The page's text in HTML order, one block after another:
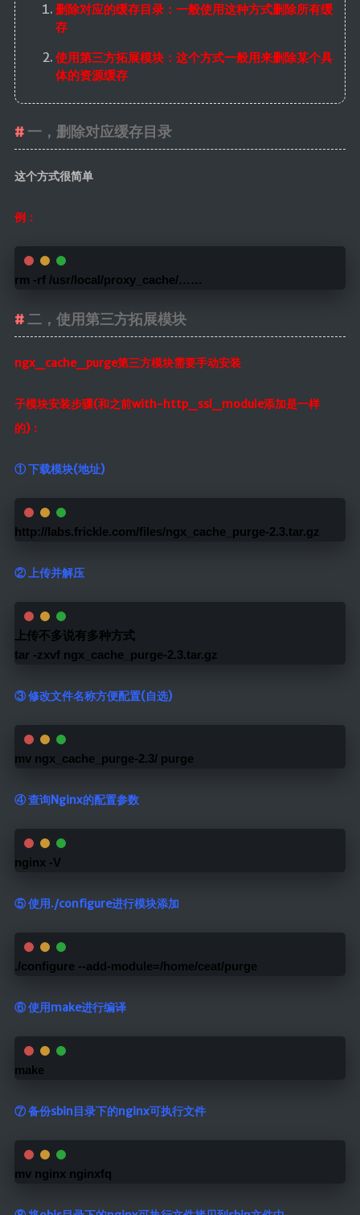
删除对应的缓存目录：一般使用这种方式删除所有缓
存
使用第三方拓展模块：这个方式一般用来删除某个具
体的资源缓存
一，删除对应缓存目录
这个方式很简单
例：
rm -rf /usr/local/proxy_cache/……
二，使用第三方拓展模块
ngx_cache_purge第三方模块需要手动安装
子模块安装步骤(和之前with-http_ssl_module添加是一样
的)：
① 下载模块(地址)
http://labs.frickle.com/files/ngx_cache_purge-2.3.tar.gz
② 上传并解压
上传不多说有多种方式
tar -zxvf ngx_cache_purge-2.3.tar.gz
③ 修改文件名称方便配置(自选)
mv ngx_cache_purge-2.3/ purge
④ 查询Nginx的配置参数
nginx -V
⑤ 使用./configure进行模块添加
./configure --add-module=/home/ceat/purge
⑥ 使用make进行编译
make
⑦ 备份sbin目录下的nginx可执行文件
mv nginx nginxfq